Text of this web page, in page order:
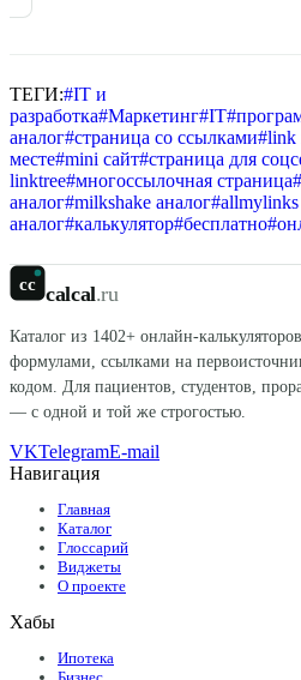
ТЕГИ:#IT и
разработка#Маркетинг#IT#
аналог#страница со ссылками#link
месте#mini сайт#страница для
linktree#многоссылочная страница#
аналог#milkshake аналог#allmylinks
аналог#калькулятор#бесплатно#
cc calcal.ru
Каталог из 1402+ онлайн-
формулами, ссылками на
кодом. Для пациентов, студентов,
— с одной и той же строгостью.
VKTelegramE-mail
Навигация
Главная
Каталог
Глоссарий
Виджеты
О проекте
Хабы
Ипотека